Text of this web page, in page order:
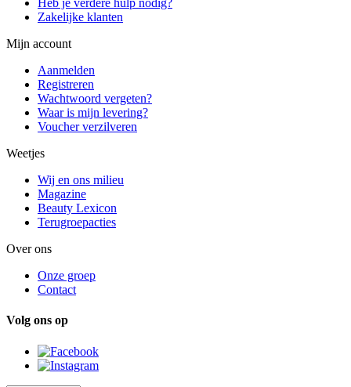
Heb je verdere hulp nodig?
Zakelijke klanten
Mijn account
Aanmelden
Registreren
Wachtwoord vergeten?
Waar is mijn levering?
Voucher verzilveren
Weetjes
Wij en ons milieu
Magazine
Beauty Lexicon
Terugroepacties
Over ons
Onze groep
Contact
Volg ons op